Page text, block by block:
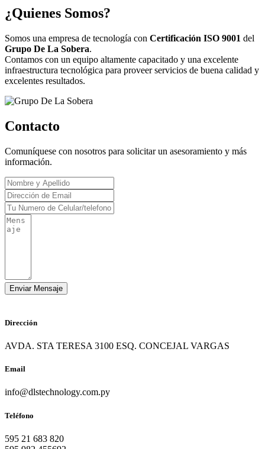
¿Quienes Somos?
Somos una empresa de tecnología con Certificación ISO 9001 del
Grupo De La Sobera.
Contamos con un equipo altamente capacitado y una excelente
infraestructura tecnológica para proveer servicios de buena calidad y
excelentes resultados.
Contacto
Comuníquese con nosotros para solicitar un asesoramiento y más
información.
Dirección
AVDA. STA TERESA 3100 ESQ. CONCEJAL VARGAS
Email
info@dlstechnology.com.py
Teléfono
595 21 683 820